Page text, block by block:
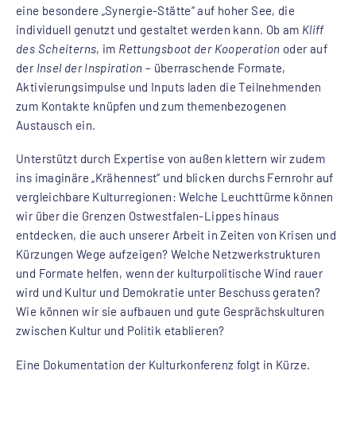
eine besondere „Synergie-Stätte“ auf hoher See, die
individuell genutzt und gestaltet werden kann. Ob am Kliff
des Scheiterns, im Rettungsboot der Kooperation oder auf
der Insel der Inspiration – überraschende Formate,
Aktivierungsimpulse und Inputs laden die Teilnehmenden
zum Kontakte knüpfen und zum themenbezogenen
Austausch ein.
Unterstützt durch Expertise von außen klettern wir zudem
ins imaginäre „Krähennest“ und blicken durchs Fernrohr auf
vergleichbare Kulturregionen: Welche Leuchttürme können
wir über die Grenzen Ostwestfalen-Lippes hinaus
entdecken, die auch unserer Arbeit in Zeiten von Krisen und
Kürzungen Wege aufzeigen? Welche Netzwerkstrukturen
und Formate helfen, wenn der kulturpolitische Wind rauer
wird und Kultur und Demokratie unter Beschuss geraten?
Wie können wir sie aufbauen und gute Gesprächskulturen
zwischen Kultur und Politik etablieren?
Eine Dokumentation der Kulturkonferenz folgt in Kürze.